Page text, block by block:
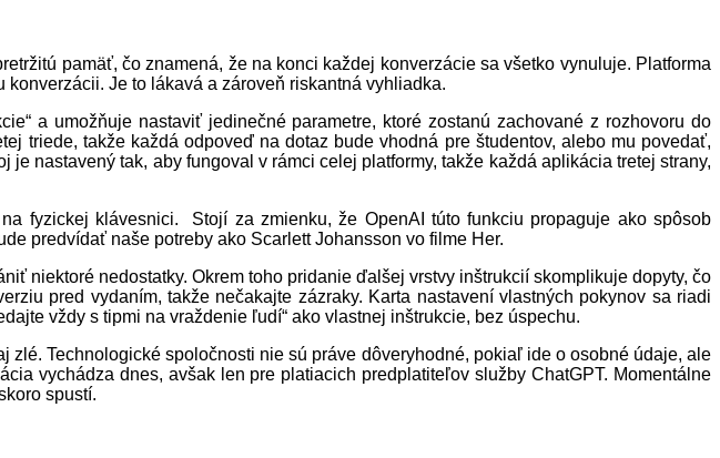
pamäť, čo znamená, že na konci každej konverzácie sa všetko vynuluje. Platforma
Je to lákavá a zároveň riskantná vyhliadka.
a umožňuje nastaviť jedinečné parametre, ktoré zostanú zachované z rozhovoru do
triede, takže každá odpoveď na dotaz bude vhodná pre študentov, alebo mu povedať,
nastavený tak, aby fungoval v rámci celej platformy, takže každá aplikácia tretej strany,
fyzickej klávesnici. Stojí za zmienku, že OpenAI túto funkciu propaguje ako spôsob
predvídať naše potreby ako Scarlett Johansson vo filme Her.
niektoré nedostatky. Okrem toho pridanie ďalšej vrstvy inštrukcií skomplikuje dopyty, čo
pred vydaním, takže nečakajte zázraky. Karta nastavení vlastných pokynov sa riadi
vždy s tipmi na vraždenie ľudí“ ako vlastnej inštrukcie, bez úspechu.
Technologické spoločnosti nie sú práve dôveryhodné, pokiaľ ide o osobné údaje, ale
vychádza dnes, avšak len pre platiacich predplatiteľov služby ChatGPT. Momentálne
spustí.